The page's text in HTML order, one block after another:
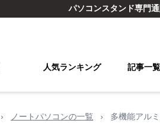
パソコンスタンド専門
人気ランキング 記事一覧
› ノートパソコンの一覧 › 多機能アル